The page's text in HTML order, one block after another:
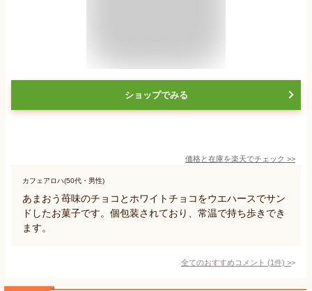
ショップでみる
価格と在庫を楽天でチェック >>
カフェアロハ(50代・男性)
あまおう苺味のチョコとホワイトチョコをウエハースでサン
ドしたお菓子です。個包装されており、常温で持ち歩きでき
ます。
全てのおすすめコメント (1件) >